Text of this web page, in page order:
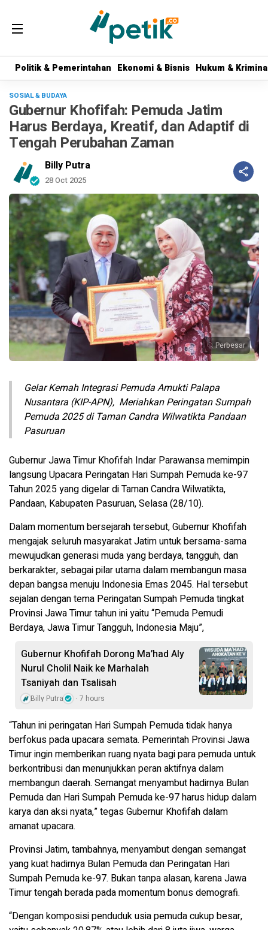
Politik & Pemerintahan Ekonomi & Bisnis Hukum &
Politik & Pemerintahan Ekonomi & Bisnis Hukum &
SOSIAL & BUDAYA
Gubernur Khofifah: Pemuda Jatim
Harus Berdaya, Kreatif, dan Adaptif di
Tengah Perubahan Zaman
Billy Putra
28 Oct 2025
Perbesar
Gelar Kemah Integrasi Pemuda Amukti Palapa
Nusantara (KIP-APN), Meriahkan Peringatan Sumpah
Pemuda 2025 di Taman Candra Wilwatikta Pandaan
Pasuruan
Gubernur Jawa Timur Khofifah Indar Parawansa memimpin
langsung Upacara Peringatan Hari Sumpah Pemuda ke-97
Tahun 2025 yang digelar di Taman Candra Wilwatikta,
Pandaan, Kabupaten Pasuruan, Selasa (28/10).
Dalam momentum bersejarah tersebut, Gubernur Khofifah
mengajak seluruh masyarakat Jatim untuk bersama-sama
mewujudkan generasi muda yang berdaya, tangguh, dan
berkarakter, sebagai pilar utama dalam membangun masa
depan bangsa menuju Indonesia Emas 2045. Hal tersebut
sejalan dengan tema Peringatan Sumpah Pemuda tingkat
Provinsi Jawa Timur tahun ini yaitu “Pemuda Pemudi
Berdaya, Jawa Timur Tangguh, Indonesia Maju”,
Gubernur Khofifah Dorong Ma’had Aly
Nurul Cholil Naik ke Marhalah
Tsaniyah dan Tsalisah
Billy Putra 7 hours
“Tahun ini peringatan Hari Sumpah Pemuda tidak hanya
berfokus pada upacara semata. Pemerintah Provinsi Jawa
Timur ingin memberikan ruang nyata bagi para pemuda untuk
berkontribusi dan menunjukkan peran aktifnya dalam
membangun daerah. Semangat menyambut hadirnya Bulan
Pemuda dan Hari Sumpah Pemuda ke-97 harus hidup dalam
karya dan aksi nyata,” tegas Gubernur Khofifah dalam
amanat upacara.
Provinsi Jatim, tambahnya, menyambut dengan semangat
yang kuat hadirnya Bulan Pemuda dan Peringatan Hari
Sumpah Pemuda ke-97. Bukan tanpa alasan, karena Jawa
Timur tengah berada pada momentum bonus demografi.
“Dengan komposisi penduduk usia pemuda cukup besar,